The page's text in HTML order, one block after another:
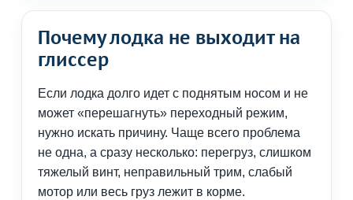
Почему лодка не выходит на
глиссер
Если лодка долго идет с поднятым носом и не
может «перешагнуть» переходный режим,
нужно искать причину. Чаще всего проблема
не одна, а сразу несколько: перегруз, слишком
тяжелый винт, неправильный трим, слабый
мотор или весь груз лежит в корме.